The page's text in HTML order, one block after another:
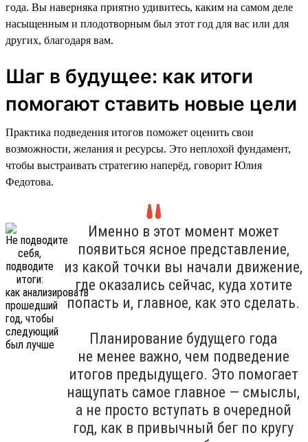
года. Вы наверняка приятно удивитесь, каким на самом деле
насыщенным и плодотворным был этот год для вас или для
других, благодаря вам.
Шаг в будущее: как итоги
помогают ставить новые цели
Практика подведения итогов поможет оценить свои
возможности, желания и ресурсы. Это неплохой фундамент,
чтобы выстраивать стратегию наперёд, говорит Юлия
Федотова.
Именно в этот момент может
появиться ясное представление,
из какой точки вы начали движение,
где оказались сейчас, куда хотите
попасть и, главное, как это сделать.
Планирование будущего года
не менее важно, чем подведение
итогов предыдущего. Это помогает
нащупать самое главное — смыслы,
а не просто вступать в очередной
год, как в привычный бег по кругу